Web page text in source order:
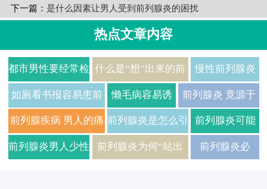
下一篇： 是什么因素让男人受到前列腺炎的困扰
热点文章内容
都市男性要经常检
查三大男科致命伤
什么是“想”出来的前
列腺炎
慢性前列腺炎
是怎么引起的
呢
如厕看书报容易患前
列腺炎
懒毛病容易诱
发出前列腺炎
前列腺炎 竟源于
她的妇科炎症?
前列腺疾病 男人的痛
所在
前列腺炎是怎么引
起的呢?
前列腺炎可能
会引发各种并
前列腺炎男人少性 前列腺炎为何“站出 前列腺炎必